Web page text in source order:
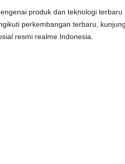
produk dan teknologi
perkembangan terbaru,
resmi realme Indonesia.